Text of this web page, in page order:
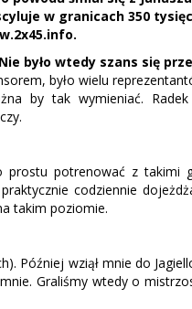
w granicach 350
było wtedy szans się
było wielu
by tak wymieniać. Radek
prostu potrenować z takimi
codziennie
takim poziomie.
Później wziął mnie do
Graliśmy wtedy o